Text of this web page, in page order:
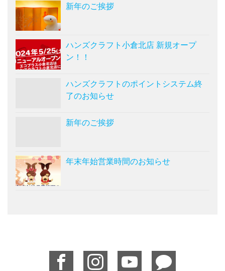
新年のご挨拶
ハンズクラフト小倉北店 新規オープ
ン！！
ハンズクラフトのポイントシステム終
了のお知らせ
新年のご挨拶
年末年始営業時間のお知らせ